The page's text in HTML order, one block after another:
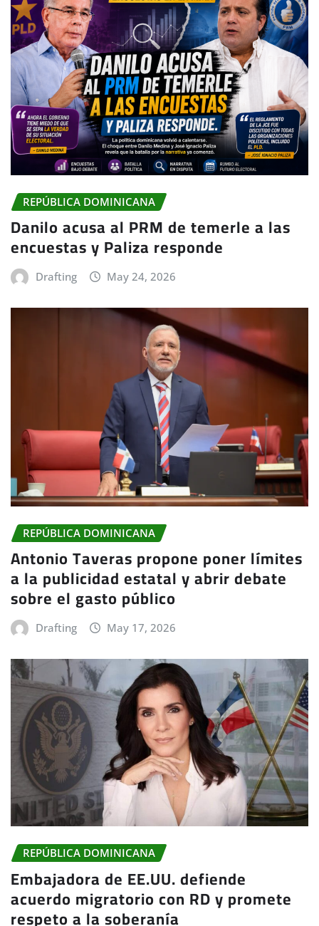
REPÚBLICA DOMINICANA
Danilo acusa al PRM de temerle a las
encuestas y Paliza responde
Drafting May 24, 2026
REPÚBLICA DOMINICANA
Antonio Taveras propone poner límites
a la publicidad estatal y abrir debate
sobre el gasto público
Drafting May 17, 2026
REPÚBLICA DOMINICANA
Embajadora de EE.UU. defiende
acuerdo migratorio con RD y promete
respeto a la soberanía